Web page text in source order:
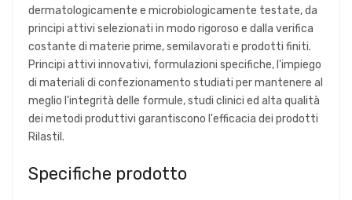
dermatologicamente e microbiologicamente testate, da
principi attivi selezionati in modo rigoroso e dalla verifica
costante di materie prime, semilavorati e prodotti finiti.
Principi attivi innovativi, formulazioni specifiche, l'impiego
di materiali di confezionamento studiati per mantenere al
meglio l'integrità delle formule, studi clinici ed alta qualità
dei metodi produttivi garantiscono l'efficacia dei prodotti
Rilastil.
Specifiche prodotto